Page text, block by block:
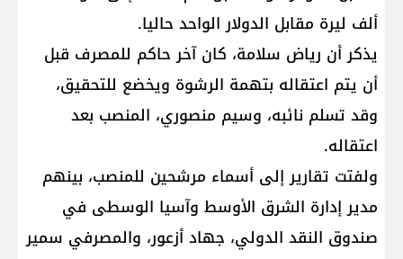
ألف ليرة مقابل الدولار الواحد حاليا.
يذكر أن رياض سلامة، كان آخر حاكم للمصرف قبل
أن يتم اعتقاله بتهمة الرشوة ويخضع للتحقيق،
وقد تسلم نائبه، وسيم منصوري، المنصب بعد
اعتقاله.
ولفتت تقارير إلى أسماء مرشحين للمنصب، بينهم
مدير إدارة الشرق الأوسط وآسيا الوسطى في
صندوق النقد الدولي، جهاد أزعور، والمصرفي سمير